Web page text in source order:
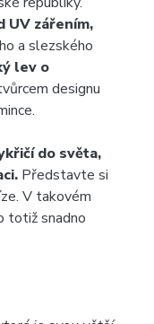
UV zářením,
a slezského
lev o
designu
do světa,
Představte si
V takovém
totiž snadno